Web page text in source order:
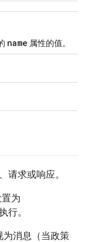
name 属性的值。
请求或响应。
为
行。
为消息（当政策